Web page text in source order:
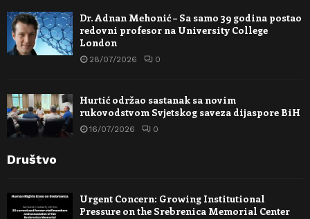
Dr. Adnan Mehonić – Sa samo 39 godina postao
redovni profesor na University College
London
28/07/2026 0
Hurtić održao sastanak sa novim
rukovodstvom Svjetskog saveza dijaspore BiH
16/07/2026 0
Društvo
Urgent Concern: Growing Institutional
Pressure on the Srebrenica Memorial Center